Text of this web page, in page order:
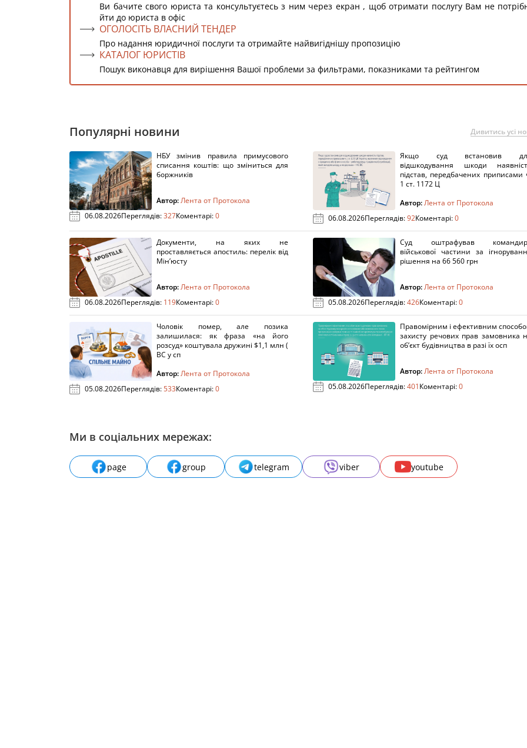
Ви бачите свого юриста та консультуєтесь з ним через екран , щоб отримати послугу Вам не
йти до юриста в офіс
ОГОЛОСІТЬ ВЛАСНИЙ ТЕНДЕР
Про надання юридичної послуги та отримайте найвигіднішу пропозицію
КАТАЛОГ ЮРИСТІВ
Пошук виконавця для вирішення Вашої проблеми за фильтрами, показниками та рейтингом
Популярні новини Дивитись усі
НБУ змінив правила примусового
списання коштів: що зміниться для
боржників
Автор:Лента от Протокола
06.08.2026Переглядів:327Коментарі:0
Якщо суд встановив
відшкодування шкоди
підстав, передбачених приписами
1 ст. 1172 Ц
Автор:Лента от Протокола
06.08.2026Переглядів:92Коментарі:0
Документи, на яких не
проставляється апостиль: перелік від
Мін’юсту
Автор:Лента от Протокола
06.08.2026Переглядів: 119Коментарі:0
Суд оштрафував
військової частини за
рішення на 66 560 грн
Автор:Лента от Протокола
05.08.2026Переглядів:426Коментарі:0
Чоловік помер, але позика
залишилася: як фраза «на його
розсуд» коштувала дружині $1,1 млн (
ВС у сп
Автор:Лента от Протокола
05.08.2026Переглядів:533Коментарі:0
Правомірним і ефективним
захисту речових прав замовника
об’єкт будівництва в разі їх осп
Автор:Лента от Протокола
05.08.2026Переглядів:401Коментарі:0
Ми в соціальних мережах:
page group telegram viber youtube